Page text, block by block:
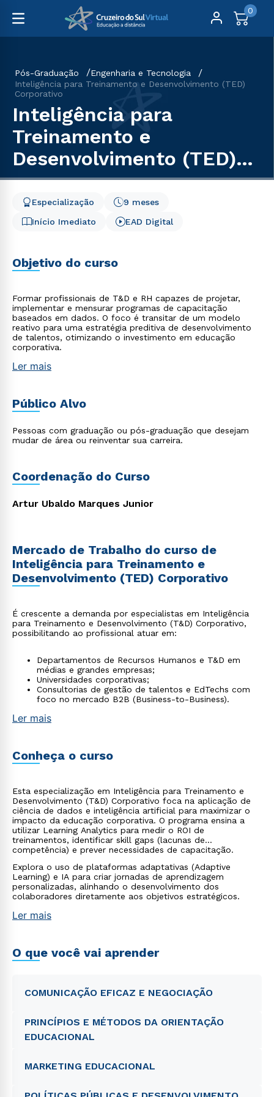
0
Pós-Graduação
Engenharia e Tecnologia
Inteligência para Treinamento e Desenvolvimento (TED)
Corporativo
Inteligência para
Treinamento e
Desenvolvimento (TED)
Corporativo
Início Imediato
9 meses
Especialização
EAD Digital
Objetivo do curso
Formar profissionais de T&D e RH capazes de projetar,
implementar e mensurar programas de capacitação
baseados em dados. O foco é transitar de um modelo
reativo para uma estratégia preditiva de desenvolvimento
de talentos, otimizando o investimento em educação
corporativa.
Ler mais
Público Alvo
Pessoas com graduação ou pós-graduação que desejam
mudar de área ou reinventar sua carreira.
Coordenação do Curso
Artur Ubaldo Marques Junior
Mercado de Trabalho do curso de
Inteligência para Treinamento e
Desenvolvimento (TED) Corporativo
É crescente a demanda por especialistas em Inteligência
para Treinamento e Desenvolvimento (T&D) Corporativo,
possibilitando ao profissional atuar em:
Departamentos de Recursos Humanos e T&D em
médias e grandes empresas;
Universidades corporativas;
Consultorias de gestão de talentos e EdTechs com
foco no mercado B2B (Business-to-Business).
Ler mais
Conheça o curso
Esta especialização em Inteligência para Treinamento e
Desenvolvimento (T&D) Corporativo foca na aplicação de
ciência de dados e inteligência artificial para maximizar o
impacto da educação corporativa. O programa ensina a
utilizar Learning Analytics para medir o ROI de
treinamentos, identificar skill gaps (lacunas de
competência) e prever necessidades de capacitação.
Explora o uso de plataformas adaptativas (Adaptive
Learning) e IA para criar jornadas de aprendizagem
personalizadas, alinhando o desenvolvimento dos
colaboradores diretamente aos objetivos estratégicos.
Ler mais
O que você vai aprender
COMUNICAÇÃO EFICAZ E NEGOCIAÇÃO
PRINCÍPIOS E MÉTODOS DA ORIENTAÇÃO
EDUCACIONAL
MARKETING EDUCACIONAL